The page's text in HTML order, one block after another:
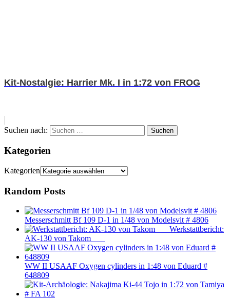
Kit-Nostalgie: Harrier Mk. I in 1:72 von FROG
Suchen nach: Suchen
Kategorien
Kategorien
Random Posts
Messerschmitt Bf 109 D-1 in 1/48 von Modelsvit # 4806
Werkstattbericht:
AK-130 von Takom
WW II USAAF Oxygen cylinders in 1:48 von Eduard #
648809